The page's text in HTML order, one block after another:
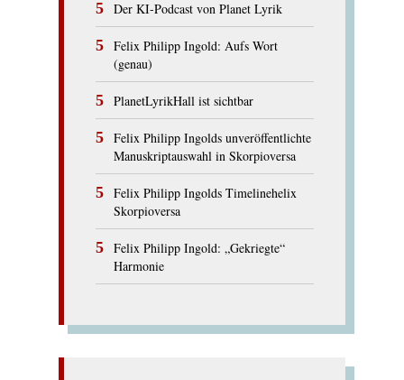
Der KI-Podcast von Planet Lyrik
Felix Philipp Ingold: Aufs Wort
(genau)
PlanetLyrikHall ist sichtbar
Felix Philipp Ingolds unveröffentlichte
Manuskriptauswahl in Skorpioversa
Felix Philipp Ingolds Timelinehelix
Skorpioversa
Felix Philipp Ingold: „Gekriegte“
Harmonie